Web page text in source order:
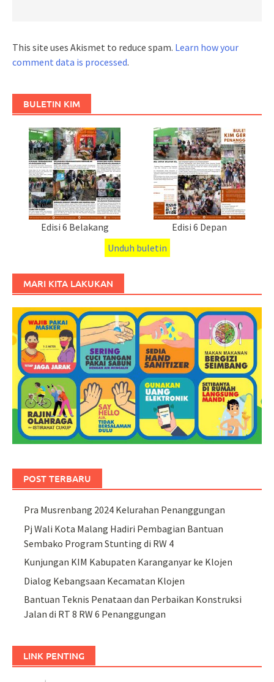
This site uses Akismet to reduce spam. Learn how your
comment data is processed.
BULETIN KIM
Edisi 6 Belakang
Edisi 6 Depan
Unduh buletin
MARI KITA LAKUKAN
POST TERBARU
Pra Musrenbang 2024 Kelurahan Penanggungan
Pj Wali Kota Malang Hadiri Pembagian Bantuan
Sembako Program Stunting di RW 4
Kunjungan KIM Kabupaten Karanganyar ke Klojen
Dialog Kebangsaan Kecamatan Klojen
Bantuan Teknis Penataan dan Perbaikan Konstruksi
Jalan di RT 8 RW 6 Penanggungan
LINK PENTING